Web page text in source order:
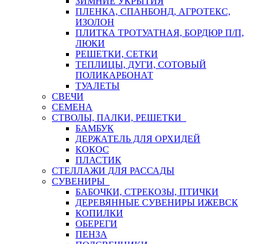
ПЛЕНКА, СПАНБОНД, АГРОТЕКС,
ИЗОЛОН
ПЛИТКА ТРОТУАТНАЯ, БОРДЮР П/П,
ЛЮКИ
РЕШЕТКИ, СЕТКИ
ТЕПЛИЦЫ, ДУГИ, СОТОВЫЙ
ПОЛИКАРБОНАТ
ТУАЛЕТЫ
СВЕЧИ
СЕМЕНА
СТВОЛЫ, ПАЛКИ, РЕШЕТКИ
БАМБУК
ДЕРЖАТЕЛЬ ДЛЯ ОРХИДЕЙ
КОКОС
ПЛАСТИК
СТЕЛЛАЖИ ДЛЯ РАССАДЫ
СУВЕНИРЫ
БАБОЧКИ, СТРЕКОЗЫ, ПТИЧКИ
ДЕРЕВЯННЫЕ СУВЕНИРЫ ИЖЕВСК
КОПИЛКИ
ОБЕРЕГИ
ПЕНЗА